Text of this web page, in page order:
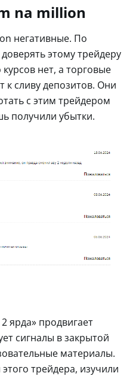
na million
негативные. По
этому трейдеру
нет, а торговые
к сливу депозитов. Они
с этим трейдером
получили убытки.
ярда» продвигает
сигналы в закрытой
материалы.
трейдера, изучили